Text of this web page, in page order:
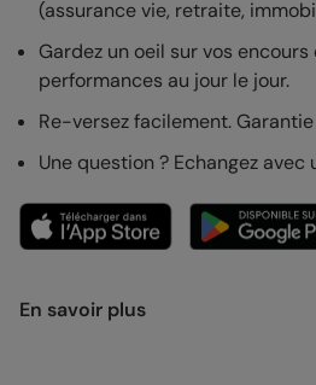
(assurance vie, retraite,
Gardez un oeil sur vos encours
performances au jour le jour.
Re-versez facilement.
Une question ? Echangez avec
En savoir plus